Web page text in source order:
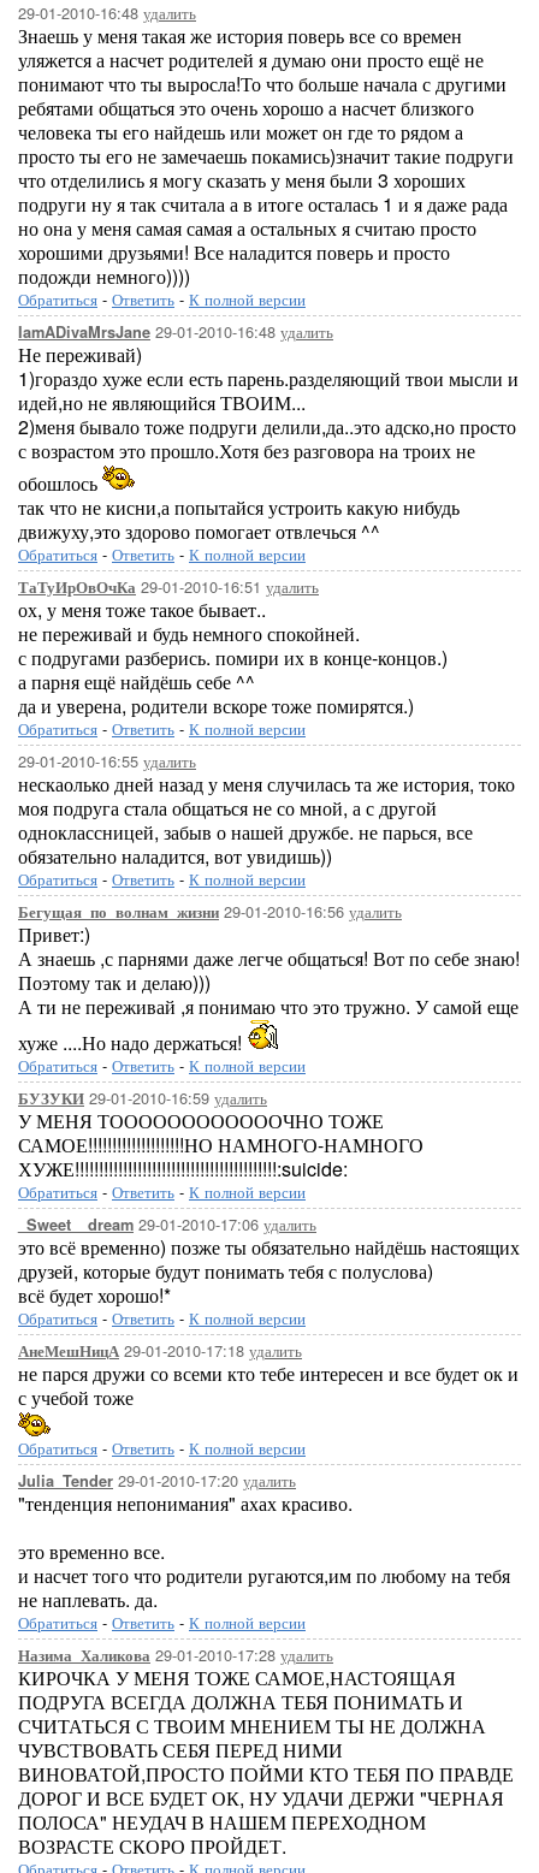
29-01-2010-16:48 удалить
Знаешь у меня такая же история поверь все со времен
уляжется а насчет родителей я думаю они просто ещё не
понимают что ты выросла!То что больше начала с другими
ребятами общаться это очень хорошо а насчет близкого
человека ты его найдешь или может он где то рядом а
просто ты его не замечаешь покамись)значит такие подруги
что отделились я могу сказать у меня были 3 хороших
подруги ну я так считала а в итоге осталась 1 и я даже рада
но она у меня самая самая а остальных я считаю просто
хорошими друзьями! Все наладится поверь и просто
подожди немного))))
Обратиться - Ответить - К полной версии
IamADivaMrsJane 29-01-2010-16:48 удалить
Не переживай)
1)гораздо хуже если есть парень.разделяющий твои мысли и
идей,но не являющийся ТВОИМ...
2)меня бывало тоже подруги делили,да..это адско,но просто
с возрастом это прошло.Хотя без разговора на троих не
обошлось
так что не кисни,а попытайся устроить какую нибудь
движуху,это здорово помогает отвлечься ^^
Обратиться - Ответить - К полной версии
ТаТуИрОвОчКа 29-01-2010-16:51 удалить
ох, у меня тоже такое бывает..
не переживай и будь немного спокойней.
с подругами разберись. помири их в конце-концов.)
а парня ещё найдёшь себе ^^
да и уверена, родители вскоре тоже помирятся.)
Обратиться - Ответить - К полной версии
29-01-2010-16:55 удалить
нескаолько дней назад у меня случилась та же история, токо
моя подруга стала общаться не со мной, а с другой
одноклассницей, забыв о нашей дружбе. не парься, все
обязательно наладится, вот увидишь))
Обратиться - Ответить - К полной версии
Бегущая_по_волнам_жизни 29-01-2010-16:56 удалить
Привет:)
А знаешь ,с парнями даже легче общаться! Вот по себе знаю!
Поэтому так и делаю)))
А ти не переживай ,я понимаю что это тружно. У самой еще
хуже ....Но надо держаться!
Обратиться - Ответить - К полной версии
БУЗУКИ 29-01-2010-16:59 удалить
У МЕНЯ ТООООООООООООЧНО ТОЖЕ
САМОЕ!!!!!!!!!!!!!!!!!!!!НО НАМНОГО-НАМНОГО
ХУЖЕ!!!!!!!!!!!!!!!!!!!!!!!!!!!!!!!!!!!!!!!!!!:suicide:
Обратиться - Ответить - К полной версии
_Sweet__dream 29-01-2010-17:06 удалить
это всё временно) позже ты обязательно найдёшь настоящих
друзей, которые будут понимать тебя с полуслова)
всё будет хорошо!*
Обратиться - Ответить - К полной версии
АнеМешНицА 29-01-2010-17:18 удалить
не парся дружи со всеми кто тебе интересен и все будет ок и
с учебой тоже
Обратиться - Ответить - К полной версии
Julia_Tender 29-01-2010-17:20 удалить
"тенденция непонимания" ахах красиво.
это временно все.
и насчет того что родители ругаются,им по любому на тебя
не наплевать. да.
Обратиться - Ответить - К полной версии
Назима_Халикова 29-01-2010-17:28 удалить
КИРОЧКА У МЕНЯ ТОЖЕ САМОЕ,НАСТОЯЩАЯ
ПОДРУГА ВСЕГДА ДОЛЖНА ТЕБЯ ПОНИМАТЬ И
СЧИТАТЬСЯ С ТВОИМ МНЕНИЕМ ТЫ НЕ ДОЛЖНА
ЧУВСТВОВАТЬ СЕБЯ ПЕРЕД НИМИ
ВИНОВАТОЙ,ПРОСТО ПОЙМИ КТО ТЕБЯ ПО ПРАВДЕ
ДОРОГ И ВСЕ БУДЕТ ОК, НУ УДАЧИ ДЕРЖИ "ЧЕРНАЯ
ПОЛОСА" НЕУДАЧ В НАШЕМ ПЕРЕХОДНОМ
ВОЗРАСТЕ СКОРО ПРОЙДЕТ.